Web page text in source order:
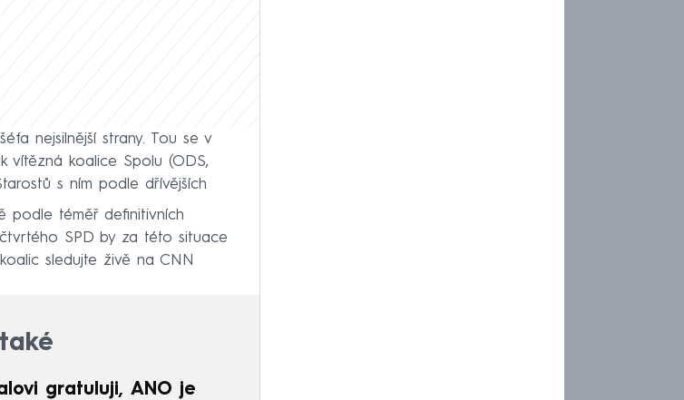
nejsilnější strany. Tou se v
vítězná koalice Spolu (ODS,
s ním podle dřívějších
podle téměř definitivních
SPD by za této situace
sledujte živě na CNN
gratuluji, ANO je